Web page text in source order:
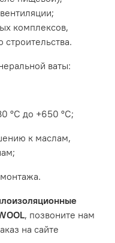
комплексов,
ваты:
°С до +650 °С;
к маслам,
, позвоните нам
на сайте